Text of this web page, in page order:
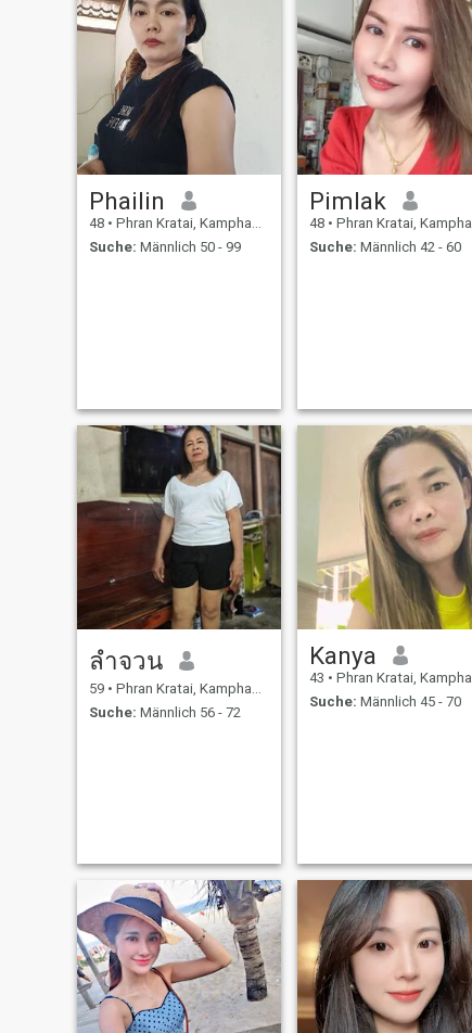
Phailin
48 • Phran Kratai, Kamphaeng Phet, Thailand
Suche: Männlich 50 - 99
Pimlak
48 • Phran Kratai, Kamphaeng Phet, Thailand
Suche: Männlich 42 - 60
ลําจวน
59 • Phran Kratai, Kamphaeng Phet, Thailand
Suche: Männlich 56 - 72
Kanya
43 • Phran Kratai, Kamphaeng Phet, Thailand
Suche: Männlich 45 - 70